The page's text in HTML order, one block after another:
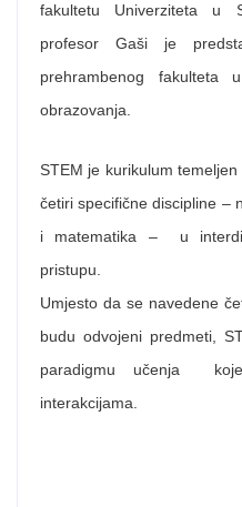
fakultetu Univerziteta u
profesor Gaši je
prehrambenog fakulteta
obrazovanja.
STEM je kurikulum
četiri specifične discipline –
i matematika – u
pristupu.
Umjesto da se navedene
budu odvojeni predmeti,
paradigmu učenja
interakcijama.